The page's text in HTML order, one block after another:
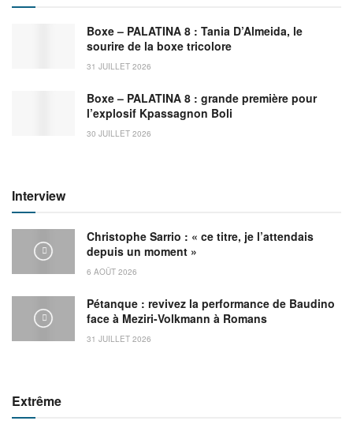
Boxe – PALATINA 8 : Tania D’Almeida, le
sourire de la boxe tricolore
31 JUILLET 2026
Boxe – PALATINA 8 : grande première pour
l’explosif Kpassagnon Boli
30 JUILLET 2026
Interview
Christophe Sarrio : « ce titre, je l’attendais
depuis un moment »
6 AOÛT 2026
Pétanque : revivez la performance de Baudino
face à Meziri-Volkmann à Romans
31 JUILLET 2026
Extrême